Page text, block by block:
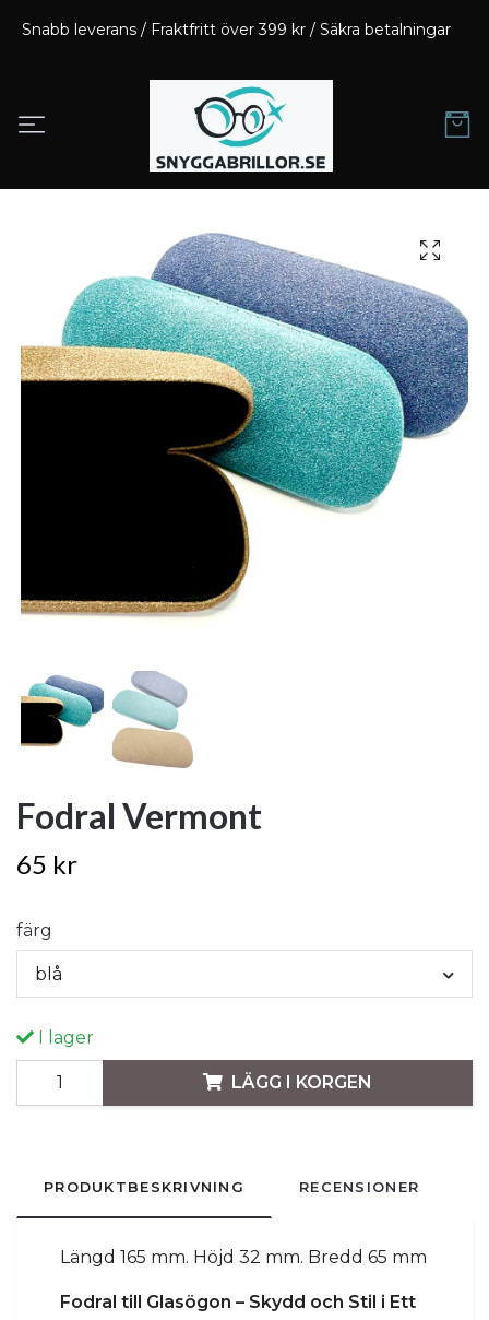
Snabb leverans / Fraktfritt över 399 kr / Säkra betalningar
Fodral Vermont
65 kr
färg
blå
I lager
LÄGG I KORGEN
PRODUKTBESKRIVNING RECENSIONER
Längd 165 mm. Höjd 32 mm. Bredd 65 mm
Fodral till Glasögon – Skydd och Stil i Ett